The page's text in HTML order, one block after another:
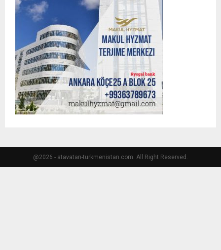
@2026 - atavatan-turkmenistan.com. All Right Reserved.